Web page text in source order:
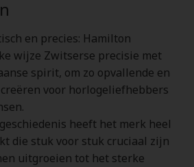
en precies: Hamilton
wijze Zwitserse precisie met
spirit, om zo opvallende en
voor horlogeliefhebbers
heeft het merk heel
die stuk voor stuk cruciaal zijn
uitgroeien tot het sterke